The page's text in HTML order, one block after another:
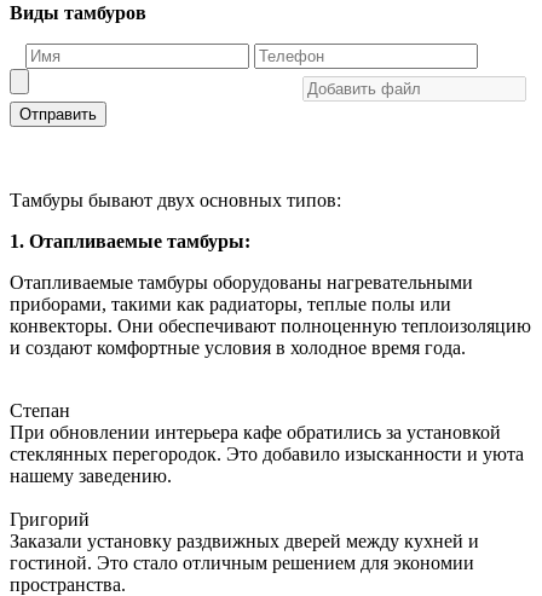
Виды тамбуров
Отправить
Тамбуры бывают двух основных типов:
1. Отапливаемые тамбуры:
Отапливаемые тамбуры оборудованы нагревательными
приборами, такими как радиаторы, теплые полы или
конвекторы. Они обеспечивают полноценную теплоизоляцию
и создают комфортные условия в холодное время года.
Степан
При обновлении интерьера кафе обратились за установкой
стеклянных перегородок. Это добавило изысканности и уюта
нашему заведению.
Григорий
Заказали установку раздвижных дверей между кухней и
гостиной. Это стало отличным решением для экономии
пространства.